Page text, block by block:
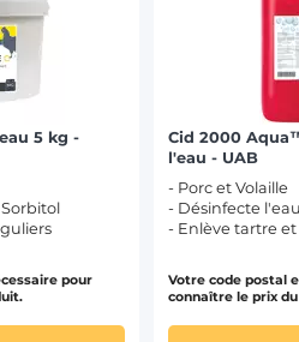
5 kg -
pour
Cid 2000
l'eau - UAB
- Porc et Volaille
- Désinfecte l'eau
- Enlève tartre
Votre code postal
connaître le prix